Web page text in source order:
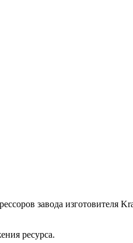
завода
ресурса.